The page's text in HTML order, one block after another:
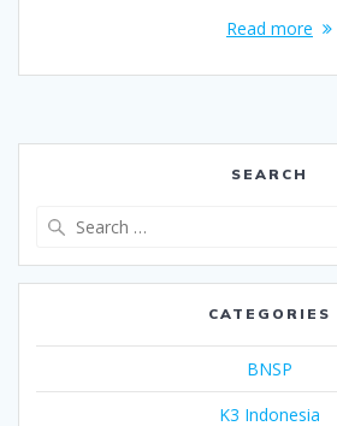
Read more
SEARCH
CATEGORIES
BNSP
K3 Indonesia